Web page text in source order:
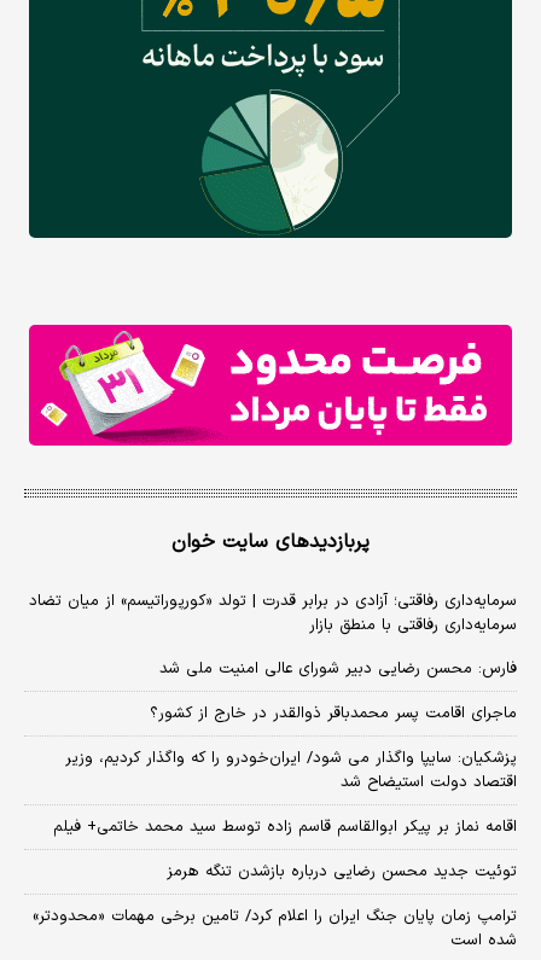
پربازدیدهای سایت خوان
سرمایه‌داری رفاقتی؛ آزادی در برابر قدرت | تولد «کورپوراتیسم» از میان تضاد
سرمایه‌داری رفاقتی با منطق بازار
فارس: محسن رضایی دبیر شورای عالی امنیت ملی شد
ماجرای اقامت پسر محمدباقر ذوالقدر در خارج از کشور؟
پزشکیان: سایپا واگذار می شود/ ایران‌خودرو را که واگذار کردیم، وزیر
اقتصاد دولت استیضاح شد
اقامه نماز بر پیکر ابوالقاسم قاسم زاده توسط سید محمد خاتمی+ فیلم
توئیت جدید محسن رضایی درباره بازشدن تنگه هرمز
ترامپ زمان پایان جنگ ایران را اعلام کرد/ تامین برخی مهمات «محدودتر»
شده است